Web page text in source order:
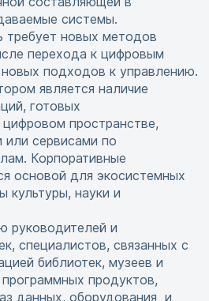
системы.
требует новых методов
перехода к цифровым
подходов к управлению.
является наличие
готовых
пространстве,
или сервисами по
Корпоративные
основой для экосистемных
культуры, науки и
руководителей и
специалистов, связанных с
библиотек, музеев и
программных продуктов,
данных, оборудования и